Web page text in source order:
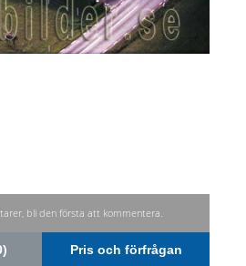
bli den första att kommentera.
Pris och förfrågan